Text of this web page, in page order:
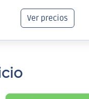
Ver precios